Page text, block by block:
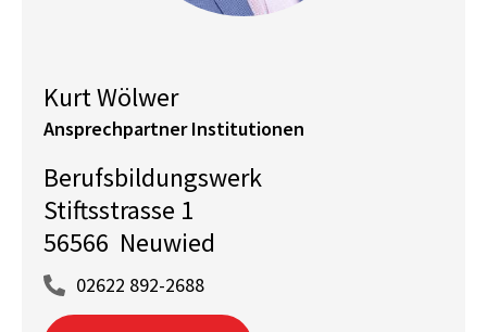
Kurt Wölwer
Ansprechpartner Institutionen
Berufsbildungswerk
Stiftsstrasse 1
56566 Neuwied
02622 892-2688